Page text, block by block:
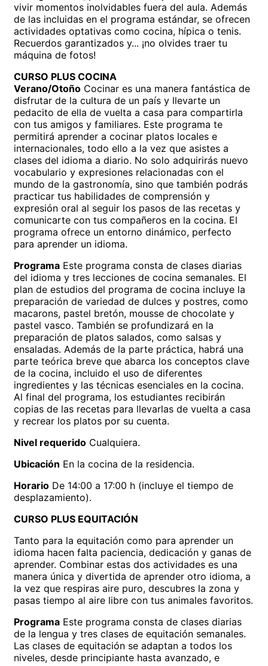
vivir momentos inolvidables fuera del aula. Además
de las incluidas en el programa estándar, se ofrecen
actividades optativas como cocina, hípica o tenis.
Recuerdos garantizados y... ¡no olvides traer tu
máquina de fotos!
CURSO PLUS COCINA
Verano/Otoño Cocinar es una manera fantástica de
disfrutar de la cultura de un país y llevarte un
pedacito de ella de vuelta a casa para compartirla
con tus amigos y familiares. Este programa te
permitirá aprender a cocinar platos locales e
internacionales, todo ello a la vez que asistes a
clases del idioma a diario. No solo adquirirás nuevo
vocabulario y expresiones relacionadas con el
mundo de la gastronomía, sino que también podrás
practicar tus habilidades de comprensión y
expresión oral al seguir los pasos de las recetas y
comunicarte con tus compañeros en la cocina. El
programa ofrece un entorno dinámico, perfecto
para aprender un idioma.
Programa Este programa consta de clases diarias
del idioma y tres lecciones de cocina semanales. El
plan de estudios del programa de cocina incluye la
preparación de variedad de dulces y postres, como
macarons, pastel bretón, mousse de chocolate y
pastel vasco. También se profundizará en la
preparación de platos salados, como salsas y
ensaladas. Además de la parte práctica, habrá una
parte teórica breve que abarca los conceptos clave
de la cocina, incluido el uso de diferentes
ingredientes y las técnicas esenciales en la cocina.
Al final del programa, los estudiantes recibirán
copias de las recetas para llevarlas de vuelta a casa
y recrear los platos por su cuenta.
Nivel requerido Cualquiera.
Ubicación En la cocina de la residencia.
Horario De 14:00 a 17:00 h (incluye el tiempo de
desplazamiento).
CURSO PLUS EQUITACIÓN
Tanto para la equitación como para aprender un
idioma hacen falta paciencia, dedicación y ganas de
aprender. Combinar estas dos actividades es una
manera única y divertida de aprender otro idioma, a
la vez que respiras aire puro, descubres la zona y
pasas tiempo al aire libre con tus animales favoritos.
Programa Este programa consta de clases diarias
de la lengua y tres clases de equitación semanales.
Las clases de equitación se adaptan a todos los
niveles, desde principiante hasta avanzado, e